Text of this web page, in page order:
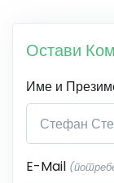
Остави
Име и
E-Mail